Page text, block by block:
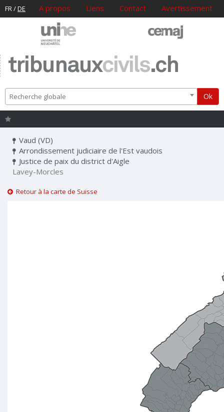
FR/DE A propos Liens Contact Avertissement
tribunauxcivils.ch
Recherche globale Ok
Vaud (VD)
Arrondissement judiciaire de l'Est vaudois
Justice de paix du district d'Aigle
Lavey-Morcles
Retour à la carte de Suisse